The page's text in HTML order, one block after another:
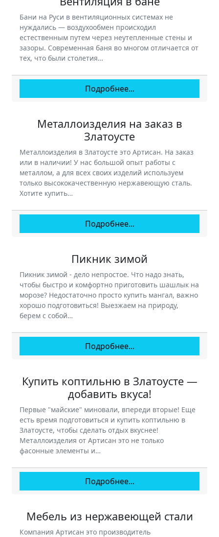
Бани на Руси в вентиляционных системах не
нуждались — воздухообмен происходил
естественным путем через неутепленные стены и
зазоры. Современная баня во многом отличается от
тех, что были столетия…
Подробнее...
Металлоизделия на заказ в
Златоусте
Металлоизделия в Златоусте это Артисан. На заказ
или в наличии! У нас большой опыт работы с
металлом, а для всех своих изделий используем
только высококачественную нержавеющую сталь.
Хотите купить…
Подробнее...
Пикник зимой
Пикник зимой - дело непростое. Что надо знать,
чтобы быстро и комфортно приготовить шашлык на
морозе? Недостаточно просто купить мангал, важно
хорошо подготовиться! Выезжаем на природу,
берем с собой…
Подробнее...
Купить коптильню в Златоусте —
добавить вкуса!
Первые "майские" миновали, впереди вторые! Еще
есть время подготовиться и купить коптильню в
Златоусте, чтобы сделать отдых вкуснее!
Металлоизделия от Артисан это не только
фасонные элементы и…
Подробнее...
Мебель из нержавеющей стали
Компания Артисан это производитель